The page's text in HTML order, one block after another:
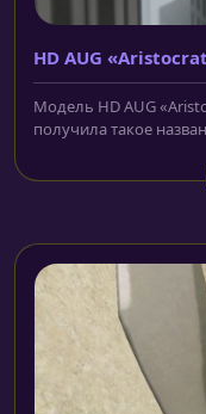
HD AUG
Модель HD AUG
получила такое